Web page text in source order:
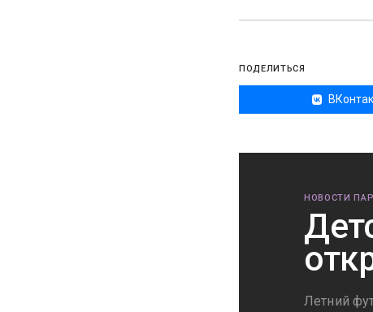
ПОДЕЛИТЬСЯ
НОВОСТИ
Летний